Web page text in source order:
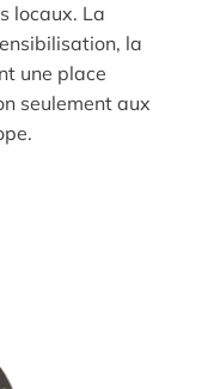
locaux. La
la
une place
seulement aux